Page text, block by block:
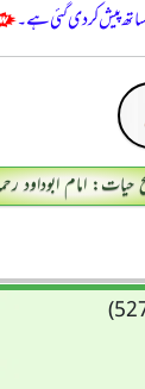
پیش کر دی گئی ہے۔
حیات: امام ابوداود